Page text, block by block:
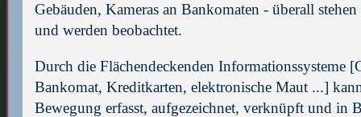
Gebäuden, Kameras an Bankomaten - überall
und werden beobachtet.
Durch die Flächendeckenden Informationssysteme
Bankomat, Kreditkarten, elektronische Maut ...]
Bewegung erfasst, aufgezeichnet, verknüpft und in